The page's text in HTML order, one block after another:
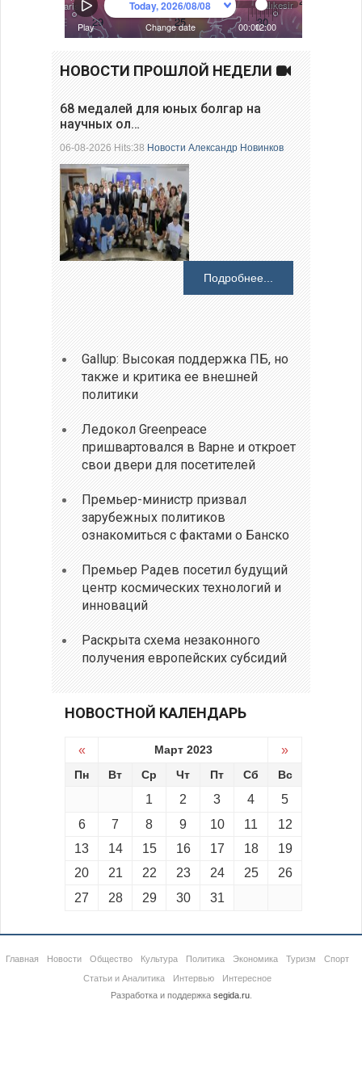
НОВОСТИ ПРОШЛОЙ НЕДЕЛИ
68 медалей для юных болгар на
научных ол…
06-08-2026 Hits:38Новости Александр Новинков
Подробнее...
Gallup: Высокая поддержка ПБ, но
также и критика ее внешней
политики
Ледокол Greenpeace
пришвартовался в Варне и откроет
свои двери для посетителей
Премьер-министр призвал
зарубежных политиков
ознакомиться с фактами о Банско
Премьер Радев посетил будущий
центр космических технологий и
инноваций
Раскрыта схема незаконного
получения европейских субсидий
НОВОСТНОЙ КАЛЕНДАРЬ
« Март 2023 »
Пн Вт Ср Чт Пт Сб Вс
1 2 3 4
5
6
7 8 9 10 11
12
13
14 15 16 17 18
19
20
21 22 23 24 25
26
27
28 29 30 31
Главная Новости Общество Культура Политика Экономика Туризм
Спорт
Статьи и Аналитика
Интервью
Интересное
Разработка и поддержка segida.ru.